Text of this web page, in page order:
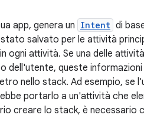
app, genera un Intent di
salvato per le attività
ogni attività. Se una delle
dell'utente, queste
nello stack. Ad esempio, se
portarlo a un'attività che
creare lo stack, è necessario